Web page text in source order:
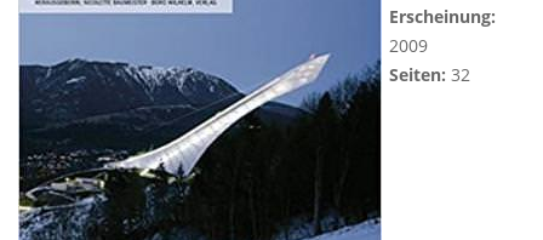
Erscheinung:
2009
Seiten: 32